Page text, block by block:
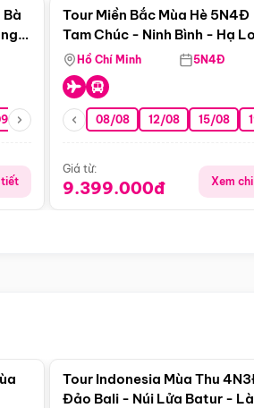
09 16/09 23/09 30/09 07/10
tiết
Tour Miền Bắc Mùa Hè 5N4Đ |
Tam Chúc - Ninh Bình - Hạ
Hồ Chí Minh 5N4Đ
08/08 12/08 15/08
Giá từ:
9.399.000đ Xem
Tour Indonesia Mùa Thu
Đảo Bali - Núi Lửa Batur -